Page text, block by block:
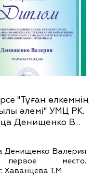
"Тұған өлкемнің
әлемі" УМЦ РК.
Денищенко В…
Денищенко Валерия
первое место.
Хаванцева Т.М